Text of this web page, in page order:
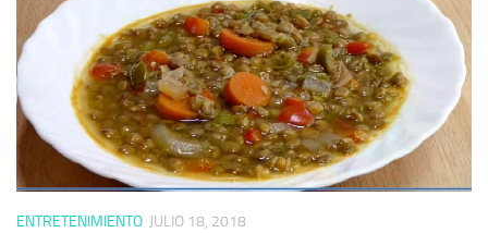
ENTRETENIMIENTO JULIO 18, 2018